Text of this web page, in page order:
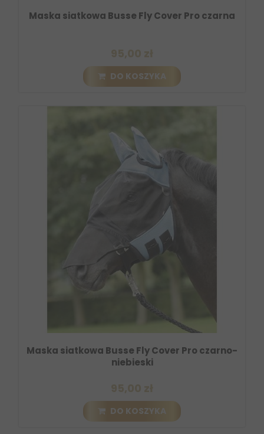
Maska siatkowa Busse Fly Cover Pro czarna
DO KOSZYKA
Maska siatkowa Busse Fly Cover Pro czarno-
niebieski
DO KOSZYKA